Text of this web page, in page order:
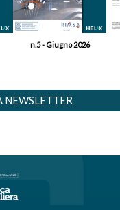
n.5 - Giugno 2026
NEWSLETTER